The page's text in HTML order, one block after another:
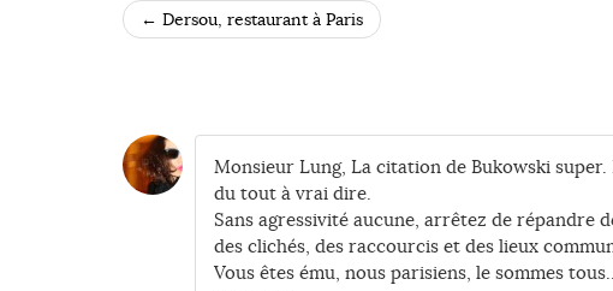
POST NAVIGATION
← Dersou, restaurant à Paris
Monsieur Lung, La citation de Bukowski
du tout à vrai dire.
Sans agressivité aucune, arrêtez de répandre
des clichés, des raccourcis et des lieux
Vous êtes ému, nous parisiens, le sommes